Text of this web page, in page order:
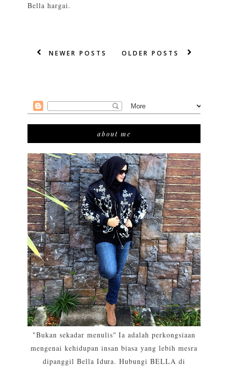
Bella hargai.
NEWER POSTS OLDER POSTS
about me
"Bukan sekadar menulis" Ia adalah perkongsiaan
mengenai kehidupan insan biasa yang lebih mesra
dipanggil Bella Idura. Hubungi BELLA di